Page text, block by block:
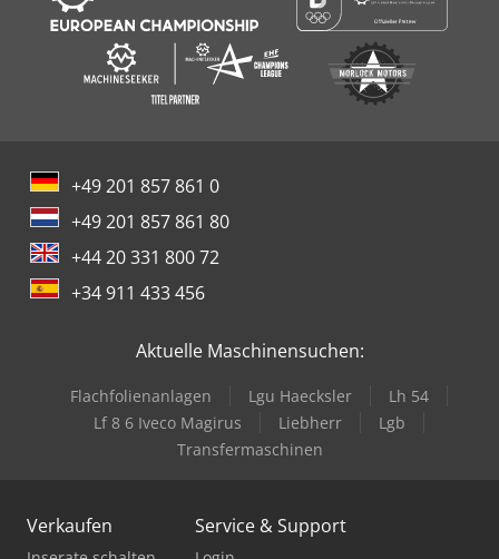
+49 201 857 861 0
+49 201 857 861 80
+44 20 331 800 72
+34 911 433 456
Aktuelle Maschinensuchen:
Flachfolienanlagen Lgu Haecksler
Lh 54
Lf 8 6 Iveco Magirus
Liebherr
Lgb
Transfermaschinen
Verkaufen Service & Support